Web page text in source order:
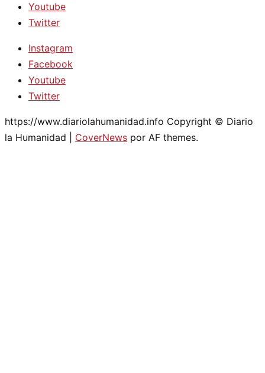
Youtube
Twitter
Instagram
Facebook
Youtube
Twitter
https://www.diariolahumanidad.info Copyright © Diario
la Humanidad
CoverNews por AF themes.